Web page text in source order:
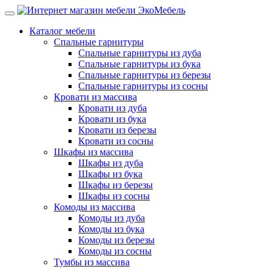
Каталог мебели
Спальные гарнитуры
Спальные гарнитуры из дуба
Спальные гарнитуры из бука
Спальные гарнитуры из березы
Спальные гарнитуры из сосны
Кровати из массива
Кровати из дуба
Кровати из бука
Кровати из березы
Кровати из сосны
Шкафы из массива
Шкафы из дуба
Шкафы из бука
Шкафы из березы
Шкафы из сосны
Комоды из массива
Комоды из дуба
Комоды из бука
Комоды из березы
Комоды из сосны
Тумбы из массива